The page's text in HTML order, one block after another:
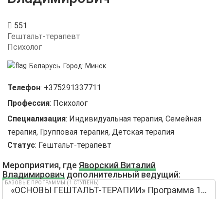
551
Гештальт-терапевт
Психолог
Беларусь. Город: Минск
Телефон: +375291337711
Профессия: Психолог
Специализация: Индивидуальная терапия, Семейная
терапия, Групповая терапия, Детская терапия
Статус: Гештальт-терапевт
Мероприятия, где Яворский Виталий
Владимирович дополнительный ведущий:
«ОСНОВЫ ГЕШТАЛЬТ-ТЕРАПИИ» Программа 1 ступени — Морозовой Анны
БАЗОВЫЕ ПРОГРАММЫ (1 СТУПЕНЬ)